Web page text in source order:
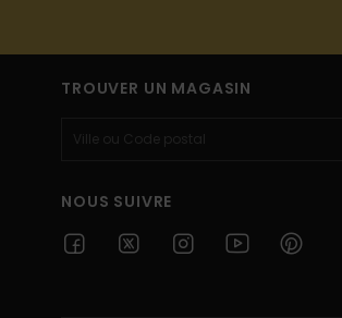
TROUVER UN MAGASIN
NOUS SUIVRE